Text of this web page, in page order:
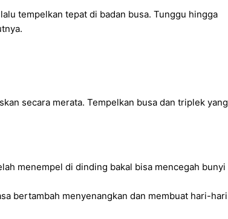
tempelkan tepat di badan busa. Tunggu hingga
secara merata. Tempelkan busa dan triplek yang
menempel di dinding bakal bisa mencegah bunyi
bertambah menyenangkan dan membuat hari-hari